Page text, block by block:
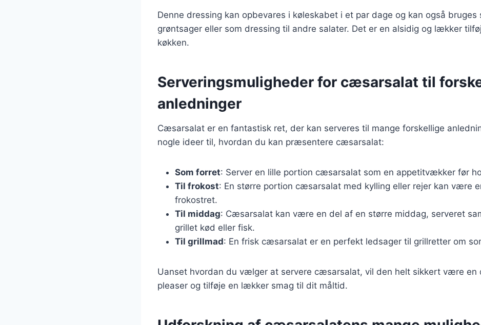
Denne dressing kan opbevares i køleskabet i et par dage og kan også bruges
grøntsager eller som dressing til andre salater. Det er en alsidig og lækker
køkken.
Serveringsmuligheder for cæsarsalat til
anledninger
Cæsarsalat er en fantastisk ret, der kan serveres til mange forskellige
nogle ideer til, hvordan du kan præsentere cæsarsalat:
Som forret: Server en lille portion cæsarsalat som en appetitvækker før
Til frokost: En større portion cæsarsalat med kylling eller rejer kan være
frokostret.
Til middag: Cæsarsalat kan være en del af en større middag, serveret
grillet kød eller fisk.
Til grillmad: En frisk cæsarsalat er en perfekt ledsager til grillretter om
Uanset hvordan du vælger at servere cæsarsalat, vil den helt sikkert være en
pleaser og tilføje en lækker smag til dit måltid.